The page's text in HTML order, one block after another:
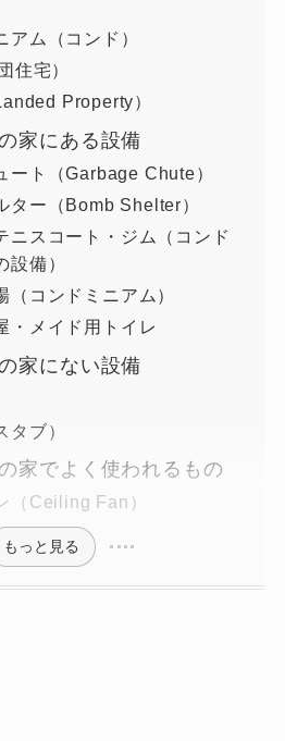
アム（コンド）
住宅）
Property）
家にある設備
ート（Garbage Chute）
ター（Bomb Shelter）
ニスコート・ジム（コンド
設備）
（コンドミニアム）
・メイド用トイレ
家にない設備
タブ）
家でよく使われるもの
（Ceiling Fan）
もっと見る